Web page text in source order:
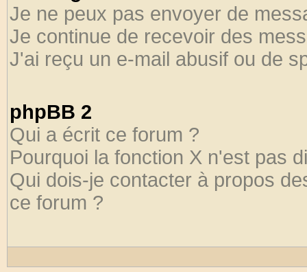
Je ne peux pas envoyer de
Je continue de recevoir des
J'ai reçu un e-mail abusif ou de
phpBB 2
Qui a écrit ce forum ?
Pourquoi la fonction X n'est pas
Qui dois-je contacter à propos
ce forum ?